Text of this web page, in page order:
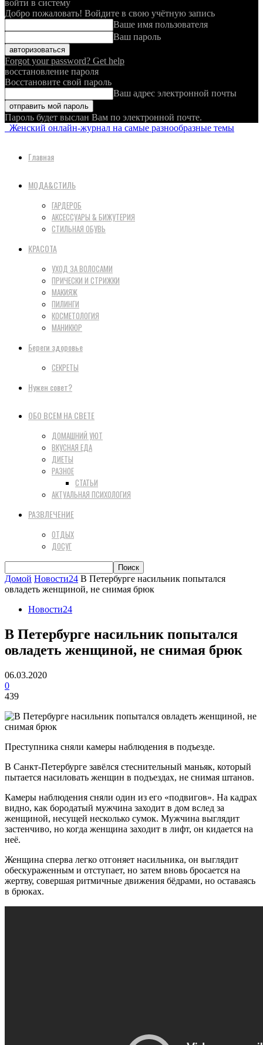
войти в систему
Добро пожаловать! Войдите в свою учётную запись
Ваше имя пользователя
Ваш пароль
Forgot your password? Get help
восстановление пароля
Восстановите свой пароль
Ваш адрес электронной почты
Пароль будет выслан Вам по электронной почте.
Женский онлайн-журнал на самые разнообразные темы
Главная
МОДА&СТИЛЬ
ГАРДЕРОБ
АКСЕССУАРЫ & БИЖУТЕРИЯ
СТИЛЬНАЯ ОБУВЬ
КРАСОТА
УХОД ЗА ВОЛОСАМИ
ПРИЧЕСКИ И СТРИЖКИ
МАКИЯЖ
ПИЛИНГИ
КОСМЕТОЛОГИЯ
МАНИКЮР
Береги здоровье
СЕКРЕТЫ
Нужен совет?
ОБО ВСЕМ НА СВЕТЕ
ДОМАШНИЙ УЮТ
ВКУСНАЯ ЕДА
ДИЕТЫ
РАЗНОЕ
СТАТЬИ
АКТУАЛЬНАЯ ПСИХОЛОГИЯ
РАЗВЛЕЧЕНИЕ
ОТДЫХ
ДОСУГ
Домой Новости24 В Петербурге насильник попытался
овладеть женщиной, не снимая брюк
Новости24
В Петербурге насильник попытался
овладеть женщиной, не снимая брюк
06.03.2020
0
439
Преступника сняли камеры наблюдения в подъезде.
В Санкт-Петербурге завёлся стеснительный маньяк, который
пытается насиловать женщин в подъездах, не снимая штанов.
Камеры наблюдения сняли один из его «подвигов». На кадрах
видно, как бородатый мужчина заходит в дом вслед за
женщиной, несущей несколько сумок. Мужчина выглядит
застенчиво, но когда женщина заходит в лифт, он кидается на
неё.
Женщина сперва легко отгоняет насильника, он выглядит
обескураженным и отступает, но затем вновь бросается на
жертву, совершая ритмичные движения бёдрами, но оставаясь
в брюках.